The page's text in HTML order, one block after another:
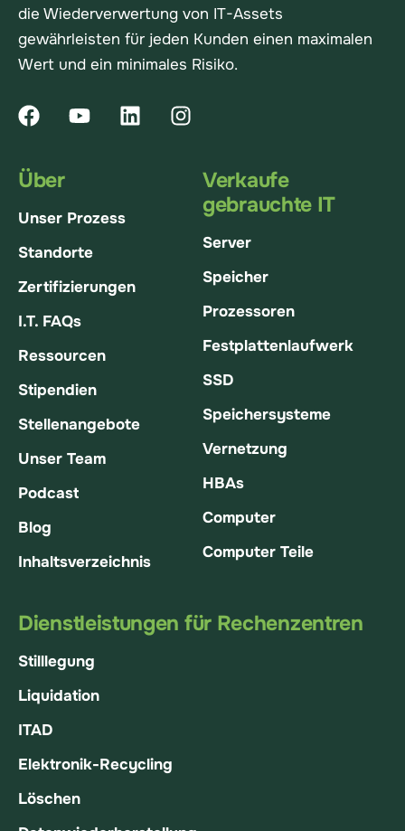
die Wiederverwertung von IT-Assets
gewährleisten für jeden Kunden einen maximalen
Wert und ein minimales Risiko.
Über
Unser Prozess
Standorte
Zertifizierungen
I.T. FAQs
Ressourcen
Stipendien
Stellenangebote
Unser Team
Podcast
Blog
Inhaltsverzeichnis
Verkaufe
gebrauchte IT
Server
Speicher
Prozessoren
Festplattenlaufwerk
SSD
Speichersysteme
Vernetzung
HBAs
Computer
Computer Teile
Dienstleistungen für Rechenzentren
Stilllegung
Liquidation
ITAD
Elektronik-Recycling
Löschen